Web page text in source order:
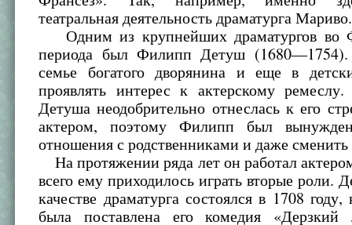
театральная деятельность драматурга Мариво.
Одним из крупнейших драматургов во
периода был Филипп Детуш
семье богатого дворянина и еще в
проявлять интерес к актерскому
Детуша неодобрительно отнеслась к его
актером, поэтому Филипп был
отношения с родственниками и даже
На протяжении ряда лет он работал
всего ему приходилось играть вторые роли.
качестве драматурга состоялся в 1708 году,
была поставлена его комедия «Дерзкий